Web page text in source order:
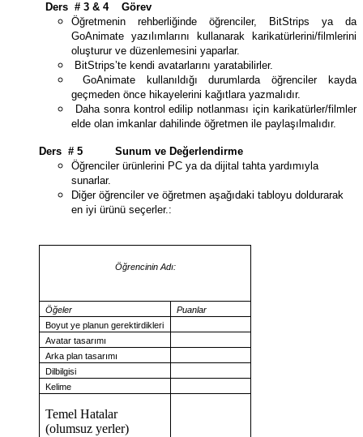
Ders # 3 & 4 Görev
Öğretmenin rehberliğinde öğrenciler, BitStrips ya da
GoAnimate yazılımlarını kullanarak karikatürlerini/filmlerini
oluşturur ve düzenlemesini yaparlar.
BitStrips’te kendi avatarlarını yaratabilirler.
GoAnimate kullanıldığı durumlarda öğrenciler kayda
geçmeden önce hikayelerini kağıtlara yazmalıdır.
Daha sonra kontrol edilip notlanması için karikatürler/filmler
elde olan imkanlar dahilinde öğretmen ile paylaşılmalıdır.
Ders # 5 Sunum ve Değerlendirme
Öğrenciler ürünlerini PC ya da dijital tahta yardımıyla
sunarlar.
Diğer öğrenciler ve öğretmen aşağıdaki tabloyu doldurarak
en iyi ürünü seçerler.:
Öğrencinin Adı:
Öğeler
Puanlar
Boyut ye planun gerektirdikleri
Avatartasarımı
Arka plantasarımı
Dilbilgisi
Kelime
Temel Hatalar
(olumsuz yerler)